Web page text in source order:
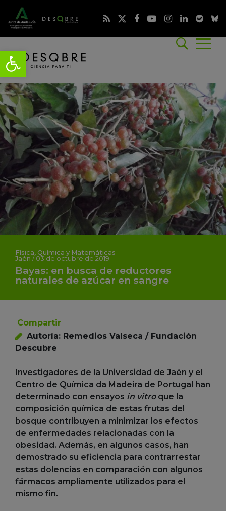
Física, Química y Matemáticas
Jaén / 03 de octubre de 2019
Bayas: en busca de reductores
naturales de azúcar en sangre
Compartir
Autoría: Remedios Valseca / Fundación
Descubre
Investigadores de la Universidad de Jaén y el
Centro de Química da Madeira de Portugal han
determinado con ensayos in vitroque la
composición química de estas frutas del
bosque contribuyen a minimizar los efectos
de enfermedades relacionadas con la
obesidad. Además, en algunos casos, han
demostrado su eficiencia para contrarrestar
estas dolencias en comparación con algunos
fármacos ampliamente utilizados para el
mismo fin.